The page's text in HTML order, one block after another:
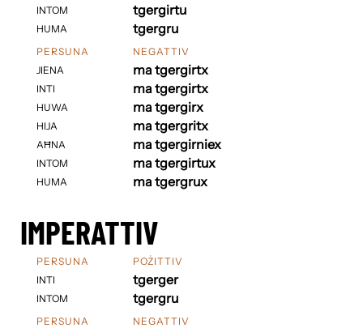
INTOM
HUMA
tgergirtu
tgergru
PERSUNA
JIENA
INTI
HUWA
HIJA
AĦNA
INTOM
HUMA
NEGATTIV
ma tgergirtx
ma tgergirtx
ma tgergirx
ma tgergritx
ma tgergirniex
ma tgergirtux
ma tgergrux
IMPERATTIV
PERSUNA
INTI
INTOM
POŻITTIV
tgerger
tgergru
PERSUNA
NEGATTIV